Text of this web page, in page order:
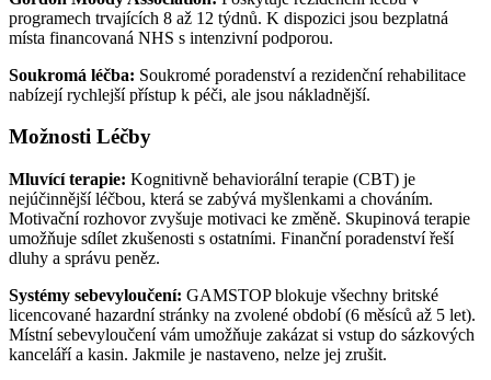
programech trvajících 8 až 12 týdnů. K dispozici jsou bezplatná
místa financovaná NHS s intenzivní podporou.
Soukromá léčba: Soukromé poradenství a rezidenční rehabilitace
nabízejí rychlejší přístup k péči, ale jsou nákladnější.
Možnosti Léčby
Mluvící terapie: Kognitivně behaviorální terapie (CBT) je
nejúčinnější léčbou, která se zabývá myšlenkami a chováním.
Motivační rozhovor zvyšuje motivaci ke změně. Skupinová terapie
umožňuje sdílet zkušenosti s ostatními. Finanční poradenství řeší
dluhy a správu peněz.
Systémy sebevyloučení: GAMSTOP blokuje všechny britské
licencované hazardní stránky na zvolené období (6 měsíců až 5 let).
Místní sebevyloučení vám umožňuje zakázat si vstup do sázkových
kanceláří a kasin. Jakmile je nastaveno, nelze jej zrušit.